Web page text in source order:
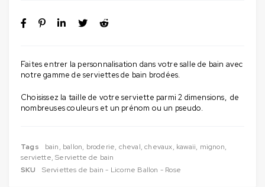
Faites entrer la personnalisation dans votre salle de bain avec
notre gamme de serviettes de bain brodées.
Choisissez la taille de votre serviette parmi 2 dimensions, de
nombreuses couleurs et un prénom ou un pseudo.
Tags bain, ballon, broderie, cheval,chevaux, kawaii, mignon,
serviette,Serviette de bain
SKU
Serviettes de bain - Licorne Ballon - Rose